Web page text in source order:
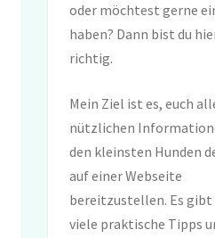
oder möchtest gerne
haben? Dann bist du
richtig.
Mein Ziel ist es, euch
nützlichen
den kleinsten Hunden
auf einer Webseite
bereitzustellen. Es gibt
viele praktische Tipps